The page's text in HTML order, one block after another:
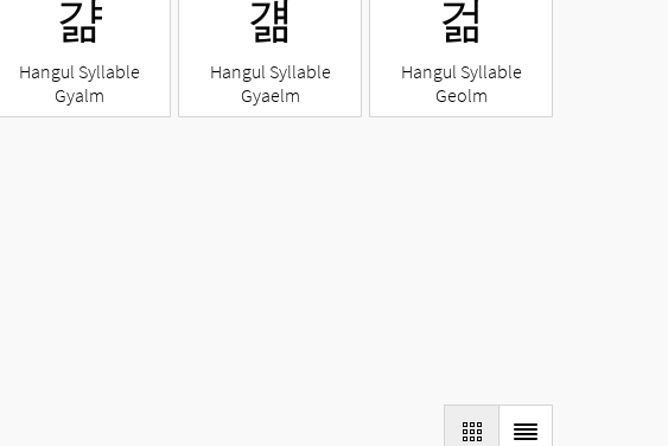
걂
Hangul Syllable
Gyalm
걞
Hangul Syllable
Gyaelm
걺
Hangul Syllable
Geolm